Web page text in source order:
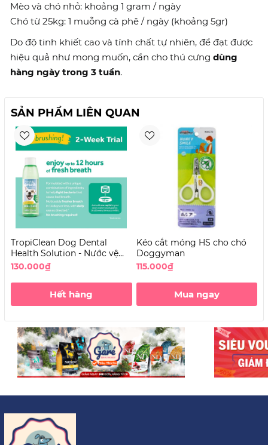
Mèo và chó nhỏ: khoảng 1 gram / ngày
Chó từ 25kg: 1 muỗng cà phê / ngày (khoảng 5gr)
Do độ tinh khiết cao và tính chất tự nhiên, để đạt được
hiệu quả như mong muốn, cần cho thú cưng dùng
hàng ngày trong 3 tuần.
SẢN PHẨM LIÊN QUAN
TropiClean Dog Dental
Health Solution - Nước vệ
sinh răng miệng cho Chó
không vị
130.000₫
Hết hàng
Kéo cắt móng HS cho chó
Doggyman
115.000₫
Mua ngay